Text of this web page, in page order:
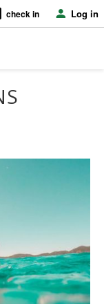
check in Log in